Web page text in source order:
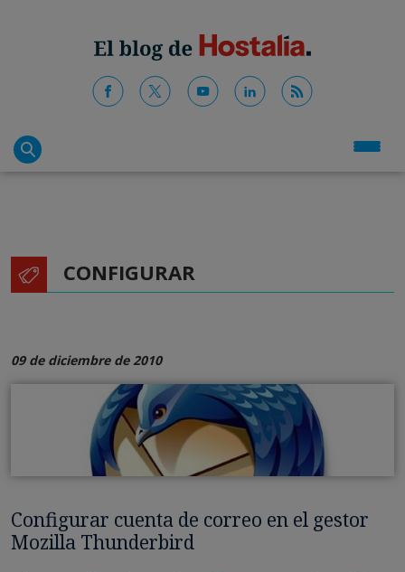
CONFIGURAR
09 de diciembre de 2010
Configurar cuenta de correo en el gestor
Mozilla Thunderbird